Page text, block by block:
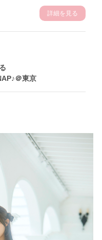
詳細を見る
＠東京